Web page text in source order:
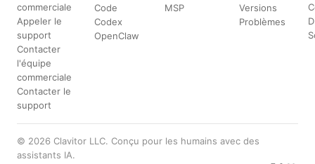
commerciale
Appeler le
support
Contacter
l'équipe
commerciale
Contacter le
support
Code
Codex
OpenClaw
MSP
Versions
Problèmes
© 2026 Clavitor LLC. Conçu pour les humains avec des
assistants IA.